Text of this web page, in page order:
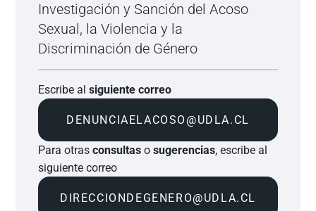
Investigación y Sanción del Acoso
Sexual, la Violencia y la
Discriminación de Género
Escribe alsiguiente correo
DENUNCIAELACOSO@UDLA.CL
Para otrasconsultas osugerencias, escribe al
siguiente correo
DIRECCIONDEGENERO@UDLA.CL